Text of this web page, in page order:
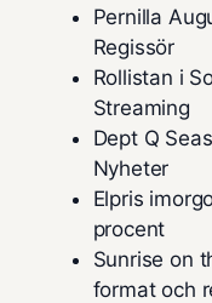
Pernilla
Regissör
Rollistan i
Streaming
Dept Q
Nyheter
Elpris
procent
Sunrise on
format och